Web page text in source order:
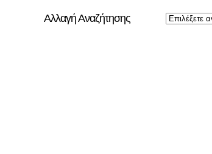
Αλλαγή Αναζήτησης